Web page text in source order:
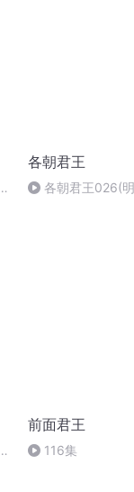
各朝君王
各朝君王026(
前面君王
116集